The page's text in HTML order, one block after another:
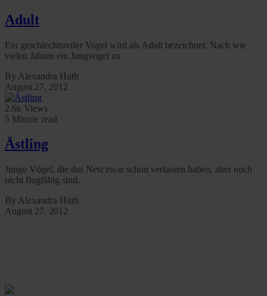
Adult
Ein geschlechtsreifer Vogel wird als Adult bezeichnet. Nach wie
vielen Jahren ein Jungvogel zu
By Alexandra Huth
August 27, 2012
2.6k Views
5 Minute read
Ästling
Junge Vögel, die das Nest zwar schon verlassen haben, aber noch
nicht flugfähig sind,
By Alexandra Huth
August 27, 2012